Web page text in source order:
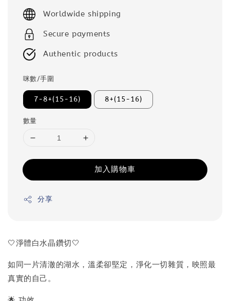
price
Worldwide shipping
Secure payments
Authentic products
咪數/手圍
7-8+(15-16) 8+(15-16)
數量
加入購物車
分享
🤍淨體白水晶鑽切🤍
如同一片清澈的湖水，溫柔卻堅定，淨化一切雜質，映照最
真實的自己。